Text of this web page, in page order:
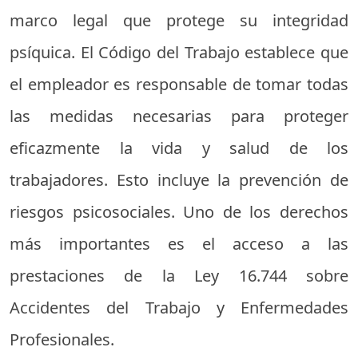
marco legal que protege su integridad
psíquica. El Código del Trabajo establece que
el empleador es responsable de tomar todas
las medidas necesarias para proteger
eficazmente la vida y salud de los
trabajadores. Esto incluye la prevención de
riesgos psicosociales. Uno de los derechos
más importantes es el acceso a las
prestaciones de la Ley 16.744 sobre
Accidentes del Trabajo y Enfermedades
Profesionales.